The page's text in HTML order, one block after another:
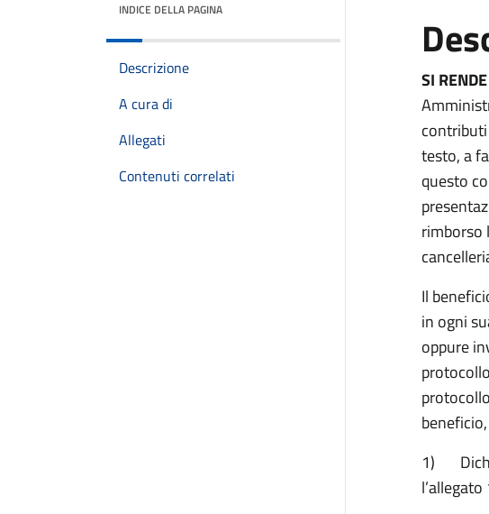
INDICE DELLA PAGINA
Descrizione
A cura di
Allegati
Contenuti correlati
SI
testo, a
questo
rimborso
Il
in ogni
oppure
1)